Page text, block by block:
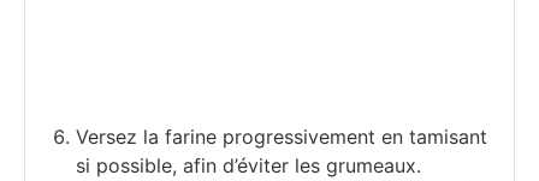
Versez la farine progressivement en tamisant
si possible, afin d’éviter les grumeaux.